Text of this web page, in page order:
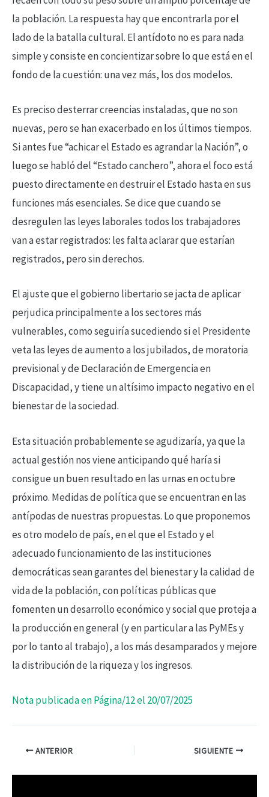
la población. La respuesta hay que encontrarla por el
lado de la batalla cultural. El antídoto no es para nada
simple y consiste en concientizar sobre lo que está en el
fondo de la cuestión: una vez más, los dos modelos.
Es preciso desterrar creencias instaladas, que no son
nuevas, pero se han exacerbado en los últimos tiempos.
Si antes fue “achicar el Estado es agrandar la Nación”, o
luego se habló del “Estado canchero”, ahora el foco está
puesto directamente en destruir el Estado hasta en sus
funciones más esenciales. Se dice que cuando se
desregulen las leyes laborales todos los trabajadores
van a estar registrados: les falta aclarar que estarían
registrados, pero sin derechos.
El ajuste que el gobierno libertario se jacta de aplicar
perjudica principalmente a los sectores más
vulnerables, como seguiría sucediendo si el Presidente
veta las leyes de aumento a los jubilados, de moratoria
previsional y de Declaración de Emergencia en
Discapacidad, y tiene un altísimo impacto negativo en el
bienestar de la sociedad.
Esta situación probablemente se agudizaría, ya que la
actual gestión nos viene anticipando qué haría si
consigue un buen resultado en las urnas en octubre
próximo. Medidas de política que se encuentran en las
antípodas de nuestras propuestas. Lo que proponemos
es otro modelo de país, en el que el Estado y el
adecuado funcionamiento de las instituciones
democráticas sean garantes del bienestar y la calidad de
vida de la población, con políticas públicas que
fomenten un desarrollo económico y social que proteja a
la producción en general (y en particular a las PyMEs y
por lo tanto al trabajo), a los más desamparados y mejore
la distribución de la riqueza y los ingresos.
Nota publicada en Página/12 el 20/07/2025
ANTERIOR SIGUIENTE